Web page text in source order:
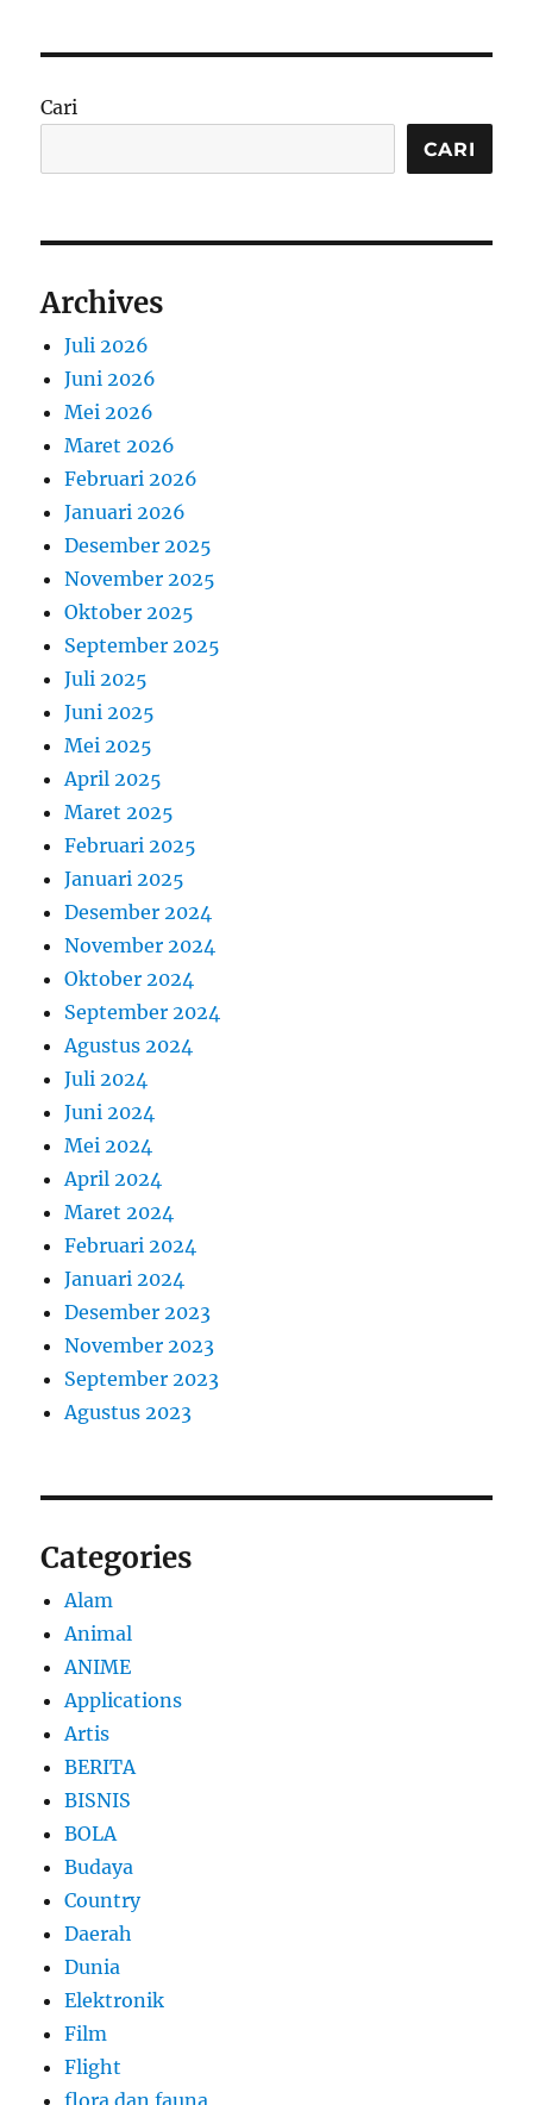
Cari
CARI
Archives
Juli 2026
Juni 2026
Mei 2026
Maret 2026
Februari 2026
Januari 2026
Desember 2025
November 2025
Oktober 2025
September 2025
Juli 2025
Juni 2025
Mei 2025
April 2025
Maret 2025
Februari 2025
Januari 2025
Desember 2024
November 2024
Oktober 2024
September 2024
Agustus 2024
Juli 2024
Juni 2024
Mei 2024
April 2024
Maret 2024
Februari 2024
Januari 2024
Desember 2023
November 2023
September 2023
Agustus 2023
Categories
Alam
Animal
ANIME
Applications
Artis
BERITA
BISNIS
BOLA
Budaya
Country
Daerah
Dunia
Elektronik
Film
Flight